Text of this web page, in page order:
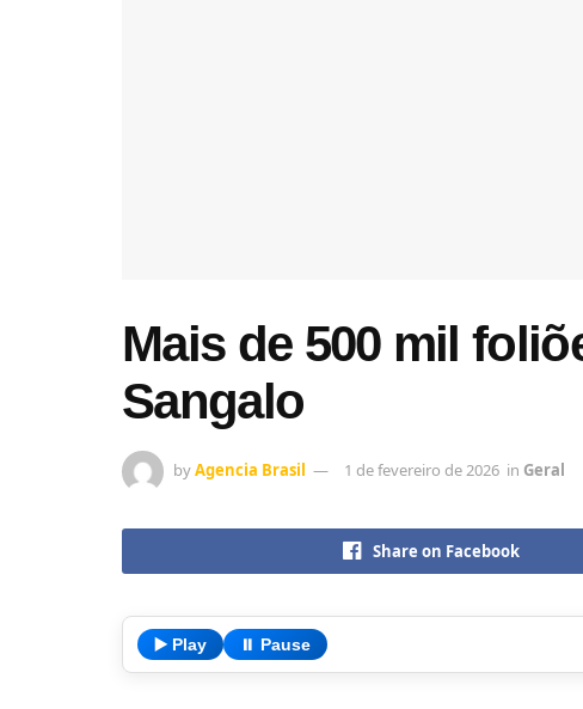
Mais de 500 mil
Sangalo
byAgencia Brasil 1 de fevereiro de 2026 in Geral
Share on Facebook
▶️ Play ⏸️ Pause